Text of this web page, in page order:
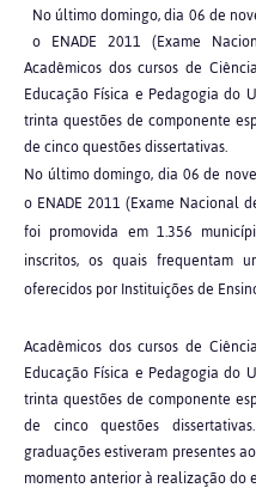
No último domingo, dia 06 de
o ENADE 2011 (Exame
Acadêmicos dos cursos de
Educação Física e Pedagogia do
trinta questões de componente
de cinco questões dissertativas.
No último domingo, dia 06 de
o ENADE 2011 (Exame Nacional
foi promovida em 1.356
inscritos, os quais frequentam
oferecidos por Instituições de
Acadêmicos dos cursos de
Educação Física e Pedagogia do
trinta questões de componente
de cinco questões
graduações estiveram presentes
momento anterior à realização do